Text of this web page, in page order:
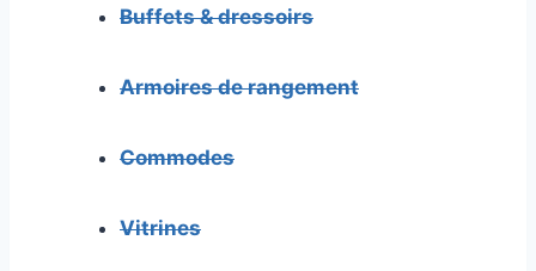
Buffets & dressoirs
Armoires de rangement
Commodes
Vitrines